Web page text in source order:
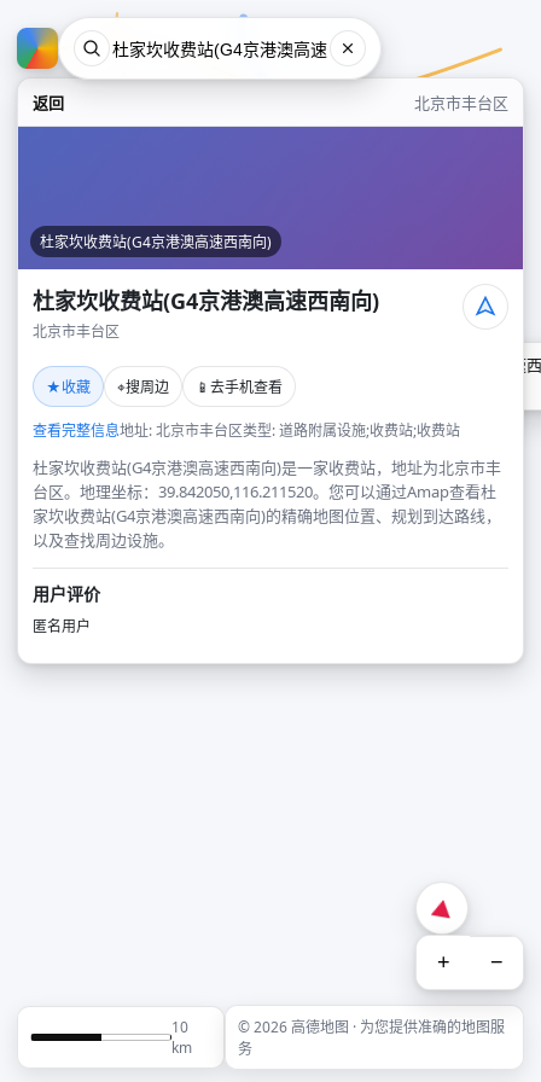
返回 北京市丰台区
杜家坎收费站(G4京港澳高速西南向)
杜家坎收费站(G4京港澳高速西南向)
北京市丰台区
★收藏 ⌖搜周边 📱 去手机查看
查看完整信息地址: 北京市丰台区类型: 道路附属设施;收费站;收费站
杜家坎收费站(G4京港澳高速西南向)是一家收费站，地址为北京市丰
台区。地理坐标：39.842050,116.211520。您可以通过Amap查看杜
家坎收费站(G4京港澳高速西南向)的精确地图位置、规划到达路线，
以及查找周边设施。
用户评价
匿名用户
杜家坎收费站(G4京港澳高速
+ −
10
km
© 2026 高德地图 · 为您提供准确的地图服
务